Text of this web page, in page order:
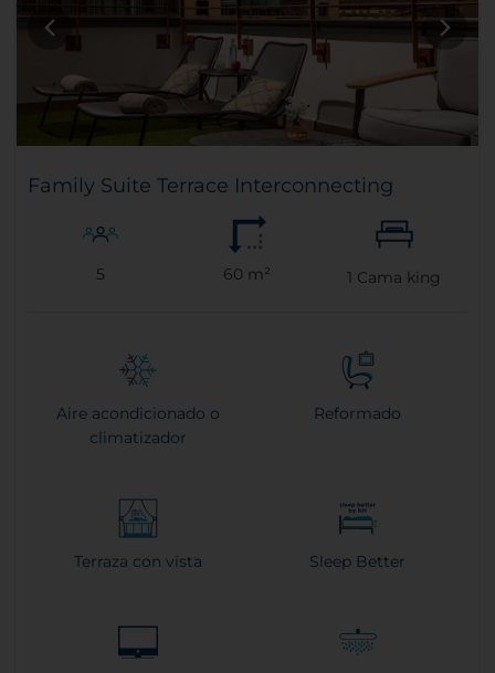
Family Suite Terrace Interconnecting
5 60 m² 1 Cama king
Aire acondicionado o
climatizador
Reformado
Terraza con vista Sleep Better